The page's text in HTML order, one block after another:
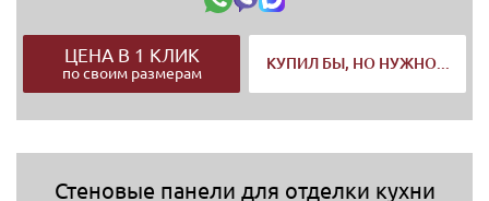
ЦЕНА В 1 КЛИК
по своим размерам
КУПИЛ БЫ, НО НУЖНО...
Стеновые панели для отделки кухни